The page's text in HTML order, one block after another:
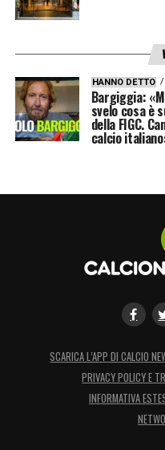
HANNO DETTO
Bargiggia:
svelo cosa è
della FIGC.
calcio
SCARICA L’APP DI CALCIO
PRIVACY POLICY E
INFORMATIVA